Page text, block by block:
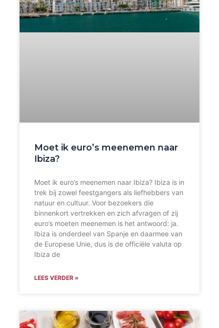
Moet ik euro’s meenemen naar
Ibiza?
Moet ik euro’s meenemen naar Ibiza? Ibiza is in
trek bij zowel feestgangers als liefhebbers van
natuur en cultuur. Voor bezoekers die
binnenkort vertrekken en zich afvragen of zij
euro’s moeten meenemen is het antwoord: ja.
Ibiza is onderdeel van Spanje en daarmee van
de Europese Unie, dus is de officiële valuta op
Ibiza de
LEES VERDER »